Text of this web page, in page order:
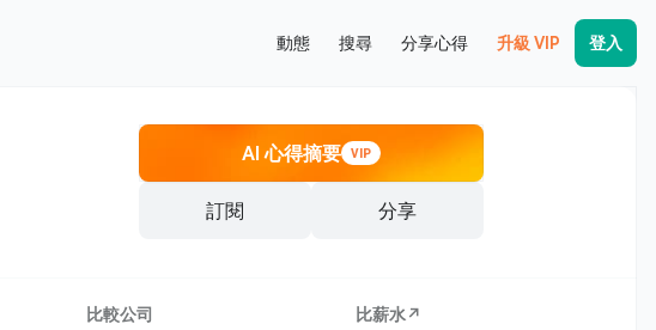
動態 搜尋 分享心得 升級 VIP 登入
AI 心得摘要 VIP
訂閱 分享
比較公司 比薪水↗